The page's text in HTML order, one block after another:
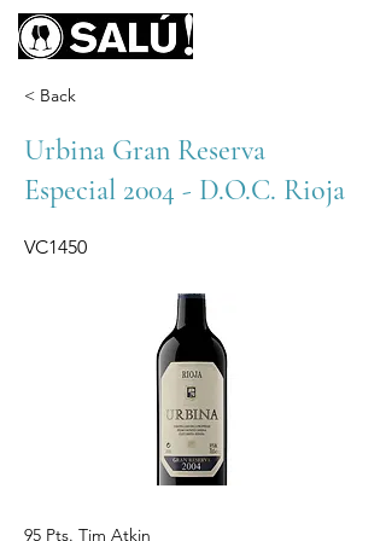
< Back
Urbina Gran Reserva
Especial 2004 - D.O.C. Rioja
VC1450
95 Pts. Tim Atkin